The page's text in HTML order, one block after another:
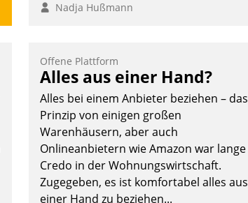
Nadja Hußmann
Offene Plattform
Alles aus einer Hand?
Alles bei einem Anbieter beziehen – das
Prinzip von einigen großen
Warenhäusern, aber auch
Onlineanbietern wie Amazon war lange
Credo in der Wohnungswirtschaft.
Zugegeben, es ist komfortabel alles aus
einer Hand zu beziehen...